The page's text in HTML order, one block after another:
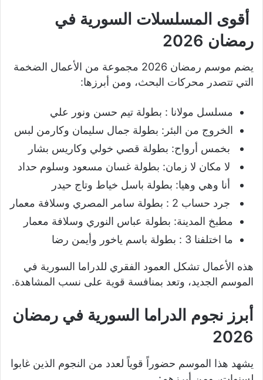
أقوى المسلسلات السورية في
رمضان 2026
يضم موسم رمضان 2026 مجموعة من الأعمال الضخمة
التي تتصدر محركات البحث، ومن أبرزها:
مسلسل مولانا : بطولة تيم حسن ونور علي
الخروج من البئر: بطولة جمال سليمان وكارمن لبس
بخمس أرواح: بطولة قصي خولي وكاريس بشار
لا مكان لا زمان: بطولة غسان مسعود وسلوم حداد
أنا وهي وهيا: بطولة باسل خياط وتاج حيدر
جرد حساب 2 : بطولة سامر المصري وسلافة معمار
مطبخ المدينة: بطولة عباس النوري وسلافة معمار
ما اختلفنا 3 : بطولة باسم ياخور وأيمن رضا
هذه الأعمال تشكل العمود الفقري للدراما السورية في
الموسم الجديد، وتعد بمنافسة قوية على نسب المشاهدة.
أبرز نجوم الدراما السورية في رمضان
2026
يشهد هذا الموسم حضوراً قوياً لعدد من النجوم الذين غابوا